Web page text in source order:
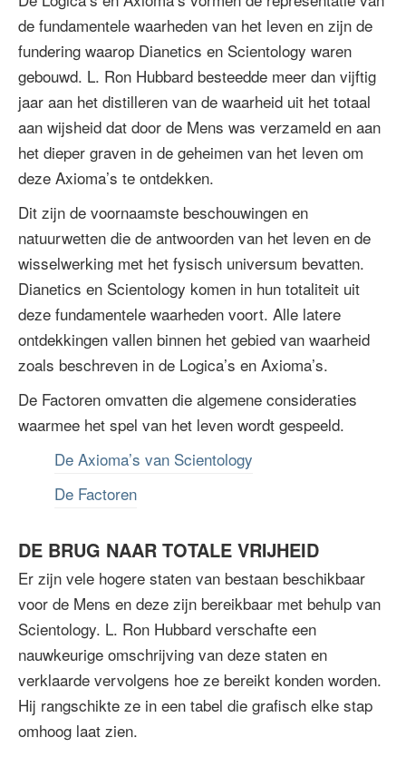
de fundamentele waarheden van het leven en zijn de
fundering waarop Dianetics en Scientology waren
gebouwd. L. Ron Hubbard besteedde meer dan vijftig
jaar aan het distilleren van de waarheid uit het totaal
aan wijsheid dat door de Mens was verzameld en aan
het dieper graven in de geheimen van het leven om
deze Axioma’s te ontdekken.
Dit zijn de voornaamste beschouwingen en
natuurwetten die de antwoorden van het leven en de
wisselwerking met het fysisch universum bevatten.
Dianetics en Scientology komen in hun totaliteit uit
deze fundamentele waarheden voort. Alle latere
ontdekkingen vallen binnen het gebied van waarheid
zoals beschreven in de Logica’s en Axioma’s.
De Factoren omvatten die algemene consideraties
waarmee het spel van het leven wordt gespeeld.
De Axioma’s van Scientology
De Factoren
DE BRUG NAAR TOTALE VRIJHEID
Er zijn vele hogere staten van bestaan beschikbaar
voor de Mens en deze zijn bereikbaar met behulp van
Scientology. L. Ron Hubbard verschafte een
nauwkeurige omschrijving van deze staten en
verklaarde vervolgens hoe ze bereikt konden worden.
Hij rangschikte ze in een tabel die grafisch elke stap
omhoog laat zien.